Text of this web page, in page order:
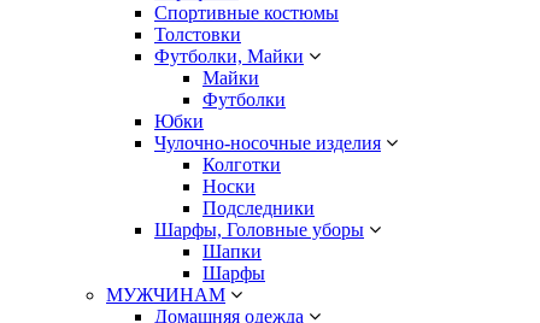
Спортивные костюмы
Толстовки
Футболки, Майки
Майки
Футболки
Юбки
Чулочно-носочные изделия
Колготки
Носки
Подследники
Шарфы, Головные уборы
Шапки
Шарфы
МУЖЧИНАМ
Домашняя одежда